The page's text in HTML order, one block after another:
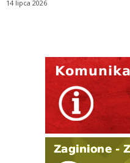
14 lipca 2026